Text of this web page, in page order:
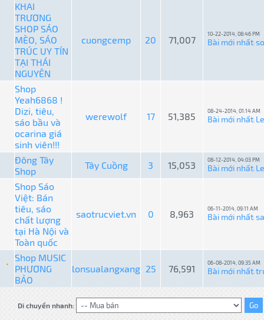
KHAI
TRƯƠNG
SHOP SÁO
MÈO, SÁO
TRÚC UY TÍN
TẠI THÁI
NGUYÊN
cuongcemp 20 71,007
10-22-2014, 08:46 PM
Bài mới nhất:
Shop
Yeah6868 !
Dizi, tiêu,
sáo bầu và
ocarina giá
sinh viên!!!
werewolf 17 51,385 08-24-2014, 01:14 AM
Bài mới nhất:
Đông Tây
Shop
Tây Cuồng 3 15,053 08-12-2014, 04:03 PM
Bài mới nhất:
Shop Sáo
Việt: Bán
tiêu, sáo
chất lượng
tại Hà Nội và
Toàn quốc
saotrucviet.vn 0 8,963 06-11-2014, 09:11 AM
Bài mới nhất:
Shop MUSIC
PHƯƠNG
BẢO
lonsualangxang 25 76,591
06-08-2014, 09:35 AM
Bài mới nhất:
Di chuyển nhanh: